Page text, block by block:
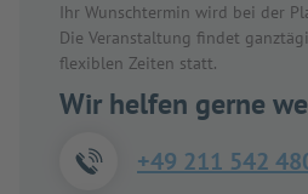
Ihr Wunschtermin wird bei der
Die Veranstaltung findet
flexiblen Zeiten statt.
Wir helfen gerne
+49 211 542